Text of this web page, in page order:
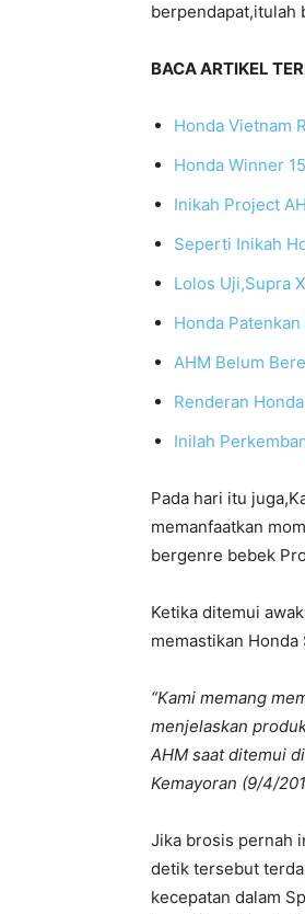
berpendapat,itulah
BACA ARTIKEL
Honda Vietnam
Honda Winner
Inikah Project
Seperti Inikah
Lolos Uji,Supra
Honda
AHM Belum
Renderan
Inilah
Pada hari itu
memanfaatkan
bergenre bebek
Ketika ditemui
memastikan
“Kami memang
menjelaskan
AHM saat ditemui
Kemayoran (9/4/
Jika brosis pernah
detik tersebut
kecepatan dalam